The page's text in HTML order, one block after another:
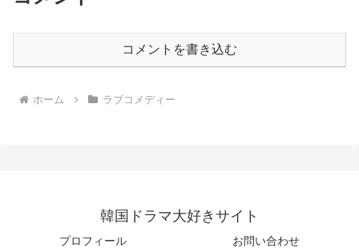
コメントを書き込む
ホーム ラブコメディー
韓国ドラマ大好きサイト
プロフィール
お問い合わせ